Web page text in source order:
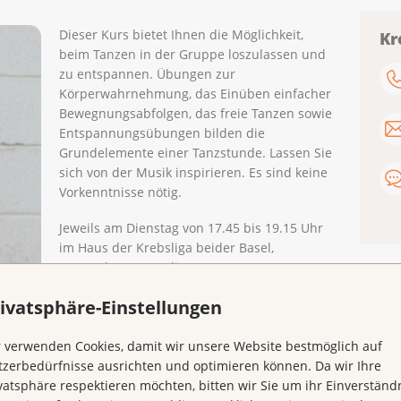
Einstellungen
verwenden Cookies, damit wir unsere Website bestmöglich auf
ausrichten und optimieren können. Da wir Ihre
respektieren möchten, bitten wir Sie um ihr
Dieser Kurs bietet Ihnen die Möglichkeit,
beim Tanzen in der Gruppe loszulassen und
zu entspannen. Übungen zur
Körperwahrnehmung, das Einüben einfacher
Bewegnungsabfolgen, das freie Tanzen sowie
Entspannungsübungen bilden die
Grundelemente einer Tanzstunde. Lassen Sie
sich von der Musik inspirieren. Es sind keine
Vorkenntnisse nötig.
Jeweils am Dienstag von 17.45 bis 19.15 Uhr
im Haus der Krebsliga beider Basel,
Petersplatz 12 an diesen Daten:
04. Februar
01. April
06. Mai